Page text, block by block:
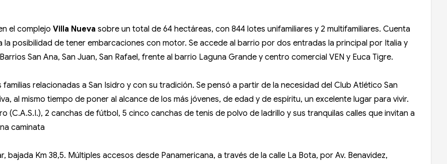
el complejo Villa Nueva sobre un total de 64 hectáreas, con 844 lotes unifamiliares y 2 multifamiliares. Cuenta
la posibilidad de tener embarcaciones con motor. Se accede al barrio por dos entradas la principal por Italia y
San Ana, San Juan, San Rafael, frente al barrio Laguna Grande y centro comercial VEN y Euca Tigre.
relacionadas a San Isidro y con su tradición. Se pensó a partir de la necesidad del Club Atlético San
al mismo tiempo de poner al alcance de los más jóvenes, de edad y de espíritu, un excelente lugar para vivir.
(C.A.S.I.), 2 canchas de fútbol, 5 cinco canchas de tenis de polvo de ladrillo y sus tranquilas calles que invitan a
caminata
bajada Km 38,5. Múltiples accesos desde Panamericana, a través de la calle La Bota, por Av. Benavidez,